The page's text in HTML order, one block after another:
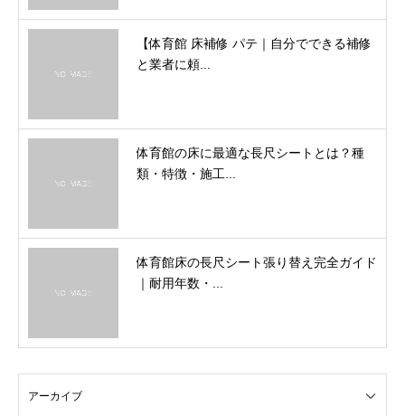
【体育館 床補修 パテ｜自分でできる補修
と業者に頼...
体育館の床に最適な長尺シートとは？種
類・特徴・施工...
体育館床の長尺シート張り替え完全ガイド
｜耐用年数・...